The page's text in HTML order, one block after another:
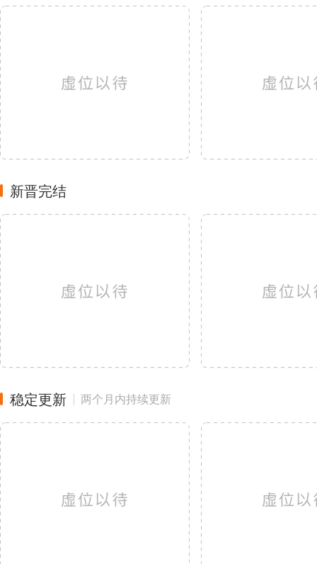
新晋完结
稳定更新 两个月内持续更新